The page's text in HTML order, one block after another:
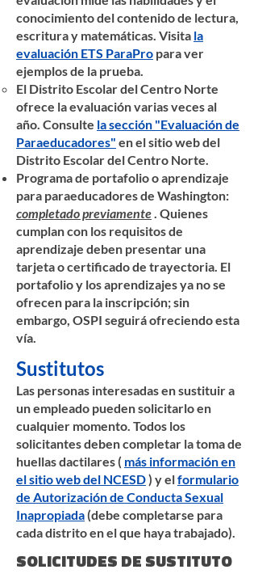
conocimiento del contenido de lectura,
escritura y matemáticas. Visita la
evaluación ETS ParaPro para ver
ejemplos de la prueba.
El Distrito Escolar del Centro Norte
ofrece la evaluación varias veces al
año. Consulte la sección "Evaluación de
Paraeducadores" en el sitio web del
Distrito Escolar del Centro Norte.
Programa de portafolio o aprendizaje
para paraeducadores de Washington:
completado previamente. Quienes
cumplan con los requisitos de
aprendizaje deben presentar una
tarjeta o certificado de trayectoria. El
portafolio y los aprendizajes ya no se
ofrecen para la inscripción; sin
embargo, OSPI seguirá ofreciendo esta
vía.
Sustitutos
Las personas interesadas en sustituir a
un empleado pueden solicitarlo en
cualquier momento. Todos los
solicitantes deben completar la toma de
huellas dactilares ( más información en
el sitio web del NCESD) y elformulario
de Autorización de Conducta Sexual
Inapropiada(debe completarse para
cada distrito en el que haya trabajado).
SOLICITUDES DE SUSTITUTO